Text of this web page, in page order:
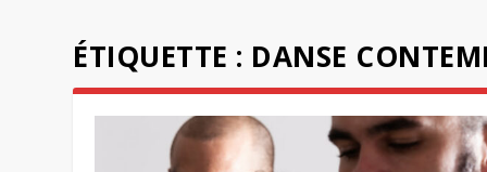
ÉTIQUETTE : DANSE